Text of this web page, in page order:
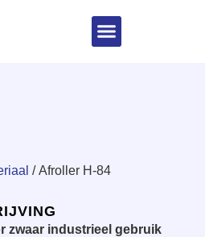
/ Afroller H-84
zwaar industrieel gebruik